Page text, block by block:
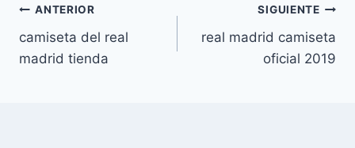
Navegación
de
ANTERIOR
camiseta del real
madrid tienda
SIGUIENTE
real madrid camiseta
oficial 2019